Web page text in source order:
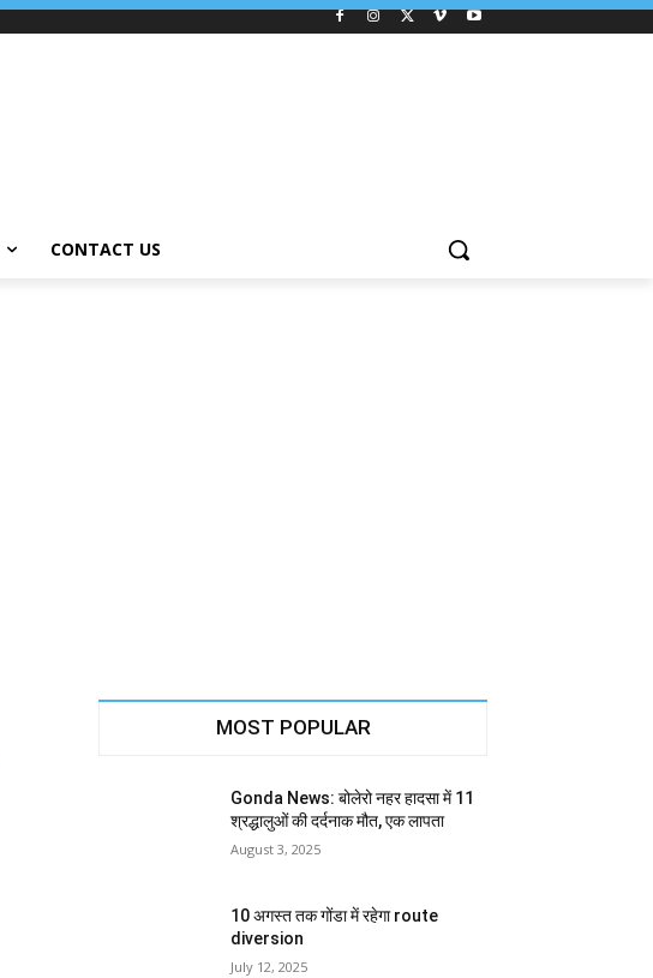
CONTACT US
MOST POPULAR
Gonda News: बोलेरो नहर हादसा में 11
श्रद्धालुओं की दर्दनाक मौत, एक लापता
August 3, 2025
10 अगस्त तक गोंडा में रहेगा route
diversion
July 12, 2025